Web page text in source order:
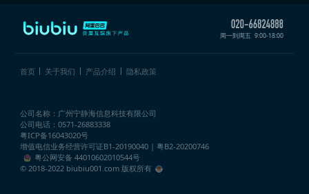
周一到周五 9:00-18:00
首页 关于我们 产品介绍 隐私政策
公司名称：广州宁静海信息科技有限公司
公司电话：0571-26883338
粤ICP备16043020号
增值电信业务经营许可证B1-20190040 | 粤B2-20200746
粤公网安备 44010602010544号
© 2018-2022 biubiu001.com 版权所有